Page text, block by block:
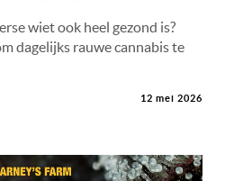
wiet ook heel gezond is?
dagelijks rauwe cannabis te
12 mei 2026